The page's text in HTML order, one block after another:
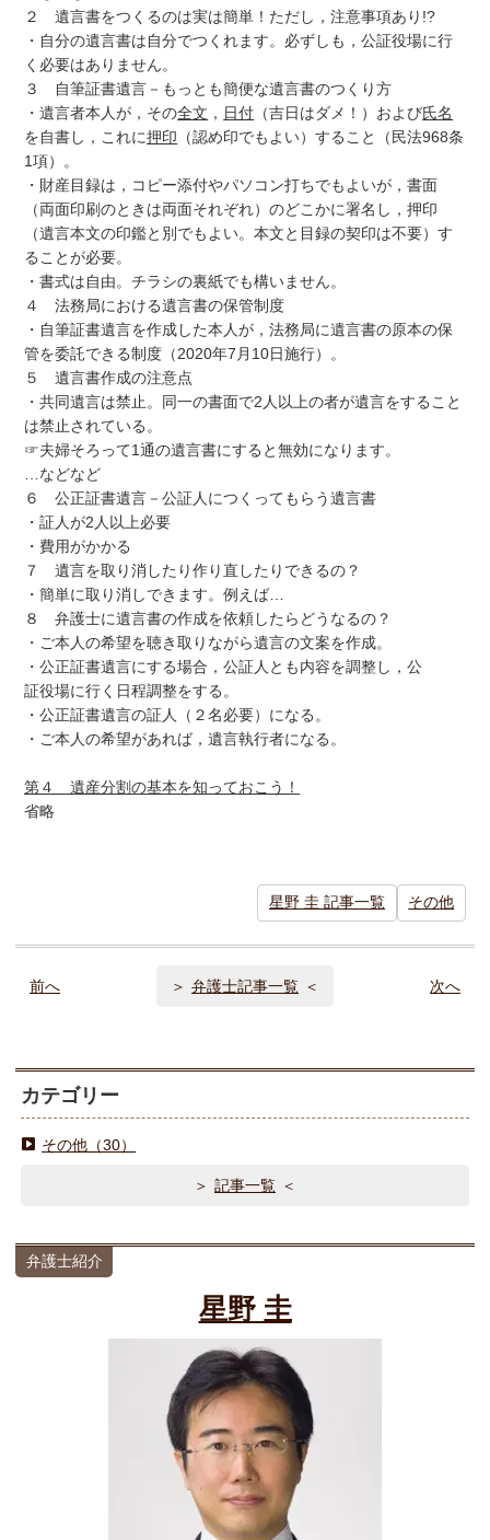
２ 遺言書をつくるのは実は簡単！ただし，注意事項あり!?
・自分の遺言書は自分でつくれます。必ずしも，公証役場に行
く必要はありません。
３ 自筆証書遺言－もっとも簡便な遺言書のつくり方
・遺言者本人が，その全文 ， 日付 （吉日はダメ！）および氏名
を自書し，これに押印 （認め印でもよい）すること（民法968条
1項）。
・財産目録は，コピー添付やパソコン打ちでもよいが，書面
（両面印刷のときは両面それぞれ）のどこかに署名し，押印
（遺言本文の印鑑と別でもよい。本文と目録の契印は不要）す
ることが必要。
・書式は自由。チラシの裏紙でも構いません。
４ 法務局における遺言書の保管制度
・自筆証書遺言を作成した本人が，法務局に遺言書の原本の保
管を委託できる制度（2020年7月10日施行）。
５ 遺言書作成の注意点
・共同遺言は禁止。同一の書面で2人以上の者が遺言をすること
は禁止されている。
☞夫婦そろって1通の遺言書にすると無効になります。
…などなど
６ 公正証書遺言－公証人につくってもらう遺言書
・証人が2人以上必要
・費用がかかる
７ 遺言を取り消したり作り直したりできるの？
・簡単に取り消しできます。例えば…
８ 弁護士に遺言書の作成を依頼したらどうなるの？
・ご本人の希望を聴き取りながら遺言の文案を作成。
・公正証書遺言にする場合，公証人とも内容を調整し，公
証役場に行く日程調整をする。
・公正証書遺言の証人（２名必要）になる。
・ご本人の希望があれば，遺言執行者になる。
第４ 遺産分割の基本を知っておこう！
省略
星野 圭 記事一覧 その他
前へ 弁護士記事一覧 次へ
カテゴリー
その他（30）
記事一覧
弁護士紹介
星野 圭